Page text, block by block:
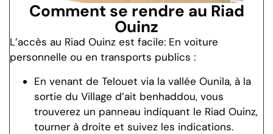
Comment se rendre au Riad
Ouinz
L’accès au Riad Ouinz est facile: En voiture
personnelle ou en transports publics :
En venant de Telouet via la vallée Ounila, à la
sortie du Village d’ait benhaddou, vous
trouverez un panneau indiquant le Riad Ouinz,
tourner à droite et suivez les indications.